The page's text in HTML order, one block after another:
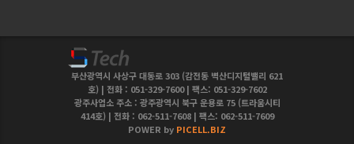
부산광역시 사상구 대동로 303 (감전동 벽산디지털밸리 621
호) | 전화 : 051-329-7600 | 팩스: 051-329-7602
광주사업소 주소 : 광주광역시 북구 운용로 75 (트라움시티
414호) | 전화 : 062-511-7608 | 팩스: 062-511-7609
POWER by PICELL.BIZ